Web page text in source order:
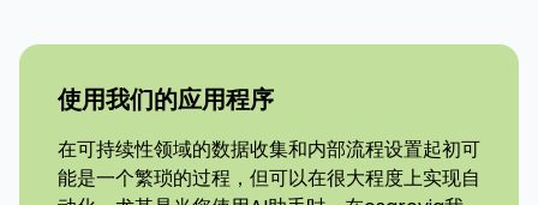
使用我们的应用程序
在可持续性领域的数据收集和内部流程设置起初可
能是一个繁琐的过程，但可以在很大程度上实现自